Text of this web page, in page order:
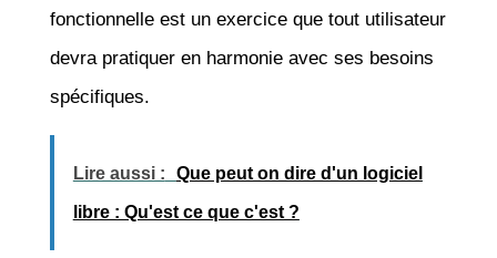
fonctionnelle est un exercice que tout utilisateur
devra pratiquer en harmonie avec ses besoins
spécifiques.
Lire aussi : Que peut on dire d'un logiciel
libre : Qu'est ce que c'est ?